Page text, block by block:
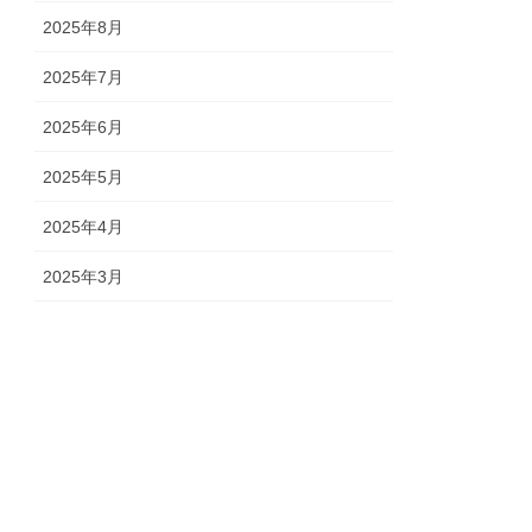
2025年8月
2025年7月
2025年6月
2025年5月
2025年4月
2025年3月